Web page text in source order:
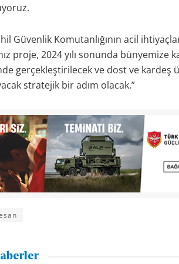
Güvenlik Komutanlığının acil
proje, 2024 yılı sonunda bünyemize
gerçekleştirilecek ve dost ve kardeş
stratejik bir adım olacak.”